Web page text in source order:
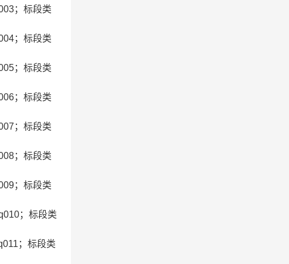
；标段类
；标段类
；标段类
；标段类
；标段类
；标段类
；标段类
；标段类
；标段类